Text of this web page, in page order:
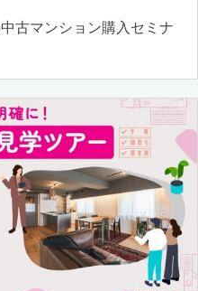
古マンション購入セミナ